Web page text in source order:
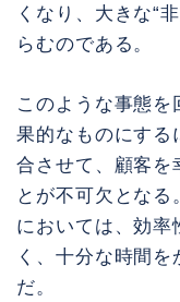
くなり、大きな“
らむのである。
このような事態
果的なものにする
合させて、顧客を
とが不可欠とな
においては、効率
く、十分な時間
だ。